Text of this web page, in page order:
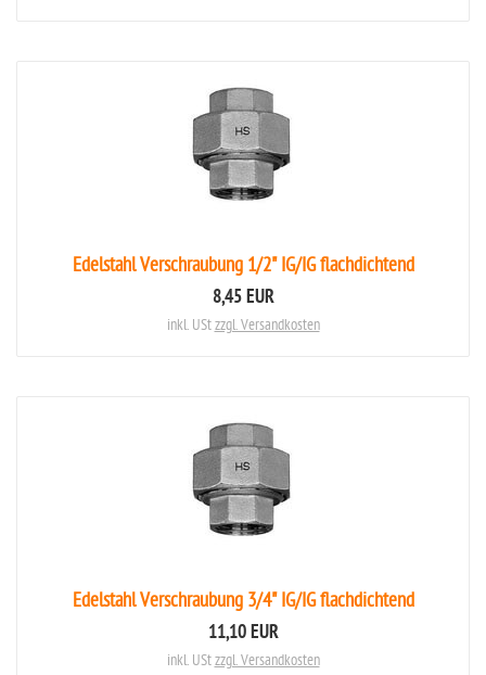
Edelstahl Verschraubung 1/2" IG/IG flachdichtend
8,45 EUR
inkl. UStzzgl. Versandkosten
Edelstahl Verschraubung 3/4" IG/IG flachdichtend
11,10 EUR
inkl. UStzzgl. Versandkosten